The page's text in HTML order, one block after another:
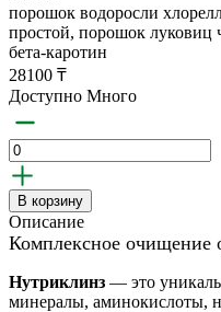
порошок водоросли
простой, порошок луковиц
бета-каротин
28100 ₸
Доступно Много
В корзину
Описание
Комплексное очищение
Нутриклинз — это
минералы, аминокислоты,